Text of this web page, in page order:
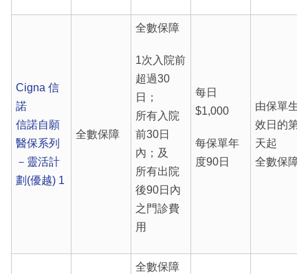
Cigna 信
諾
信諾自願
醫保系列
－靈活計
劃(優越) 1
全數保障
全數保障
1次入院前
超過30
日；
所有入院
前30日
內；及
所有出院
後90日內
之門診費
用
每日
$1,000
每保單年
度90日
由保單生
效日的第1
天起
全數保障
全數保障